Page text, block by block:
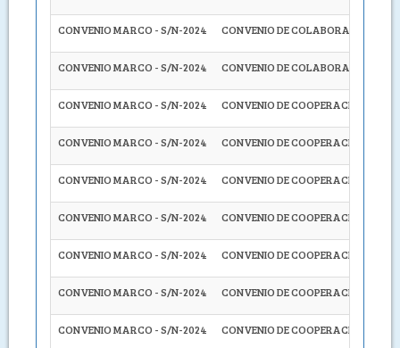
CONVENIO MARCO - S/N-2024 CONVENIO DE COLABORACIÓN
CONVENIO MARCO - S/N-2024 CONVENIO DE COLABORACIÓN
CONVENIO MARCO - S/N-2024 CONVENIO DE COOPERACIÓN
CONVENIO MARCO - S/N-2024 CONVENIO DE COOPERACIÓN
CONVENIO MARCO - S/N-2024 CONVENIO DE COOPERACIÓN
CONVENIO MARCO - S/N-2024 CONVENIO DE COOPERACIÓN
CONVENIO MARCO - S/N-2024 CONVENIO DE COOPERACIÓN
CONVENIO MARCO - S/N-2024 CONVENIO DE COOPERACIÓN
CONVENIO MARCO - S/N-2024 CONVENIO DE COOPERACIÓN